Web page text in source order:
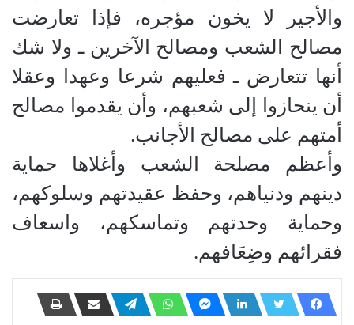
والأجير لا يخون مؤجره، فإذا تعارضت
مصالح الشعب ومصالح الآخرين ـ ولا شك
أنها تتعارض ـ فعليهم شرعا وعهدا وعقلا
أن ينحازوا إلى شعبهم، وأن يقدموا مصالح
أمتهم على مصالح الأجانب.
وأعظم مصلحة الشعب وأغلاها حماية
دينهم ودنياهم، وحفظ عقيدتهم وسلوكهم،
وحماية وحدتهم وتماسكهم، واسعاف
فقرائهم وضِعَافهم.